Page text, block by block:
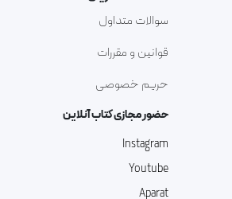
سوالات متداول
قوانین و مقررات
حریم خصوصی
حضور مجازی کتاب آنلاین
Instagram
Youtube
Aparat